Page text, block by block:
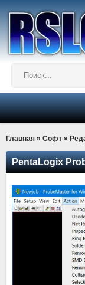
Главная » Софт »
PentaLogix